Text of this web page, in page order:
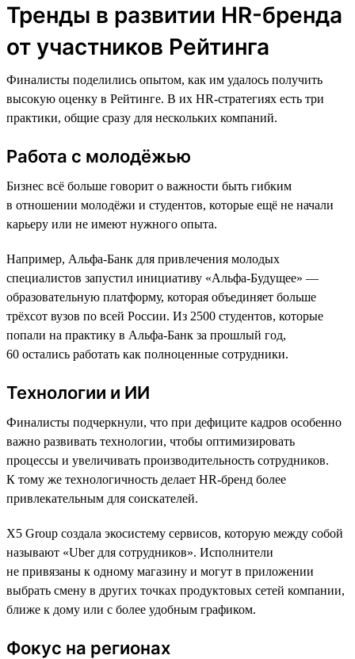
Тренды в развитии HR-бренда
от участников Рейтинга
Финалисты поделились опытом, как им удалось получить
высокую оценку в Рейтинге. В их HR-стратегиях есть три
практики, общие сразу для нескольких компаний.
Работа с молодёжью
Бизнес всё больше говорит о важности быть гибким
в отношении молодёжи и студентов, которые ещё не начали
карьеру или не имеют нужного опыта.
Например, Альфа-Банк для привлечения молодых
специалистов запустил инициативу «Альфа-Будущее» —
образовательную платформу, которая объединяет больше
трёхсот вузов по всей России. Из 2500 студентов, которые
попали на практику в Альфа-Банк за прошлый год,
60 остались работать как полноценные сотрудники.
Технологии и ИИ
Финалисты подчеркнули, что при дефиците кадров особенно
важно развивать технологии, чтобы оптимизировать
процессы и увеличивать производительность сотрудников.
К тому же технологичность делает HR-бренд более
привлекательным для соискателей.
X5 Group создала экосистему сервисов, которую между собой
называют «Uber для сотрудников». Исполнители
не привязаны к одному магазину и могут в приложении
выбрать смену в других точках продуктовых сетей компании,
ближе к дому или с более удобным графиком.
Фокус на регионах